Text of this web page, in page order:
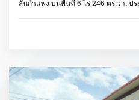
สันกำแพง บนพื้นที่ 6 ไร่ 246 ตร.วา. ป
น้ำขนาด 9x15 เมตร ต้นลำใยกว่า 100